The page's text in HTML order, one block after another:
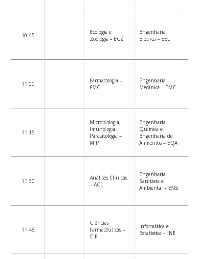
10:45
Ecologia e
Zoologia – ECZ
Engenharia
Elétrica – EEL
11:00
Farmacologia –
FMC
Engenharia
Mecânica – EMC
11:15
Microbiologia,
Imunologia,
Parasitologia –
MIP
Engenharia
Química e
Engenharia de
Alimentos – EQA
11:30
Análises Clínicas
– ACL
Engenharia
Sanitária e
Ambiental – ENS
11:45
Ciências
Farmacêuticas –
CIF
Informática e
Estatística – INE